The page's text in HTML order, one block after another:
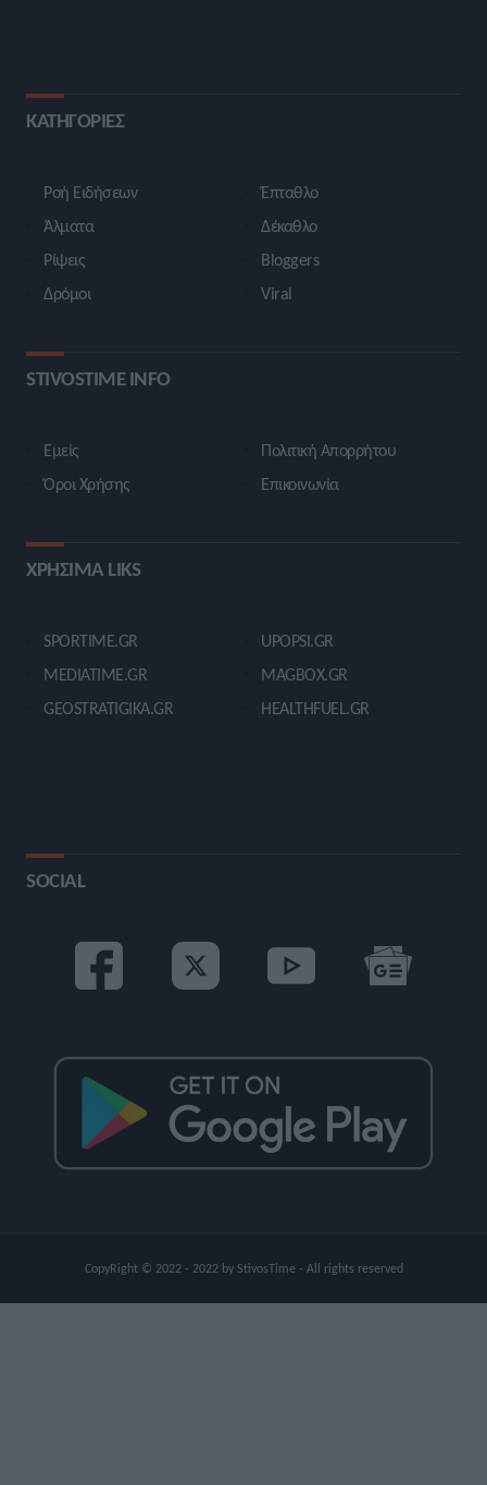
ΚΑΤΗΓΟΡΙΕΣ
Ροή Ειδήσεων
Άλματα
Ρίψεις
Δρόμοι
Έπταθλο
Δέκαθλο
Bloggers
Viral
STIVOSTIME INFO
Εμείς
Όροι Χρήσης
Πολιτική Απορρήτου
Επικοινωνία
ΧΡΗΣΙΜΑ LIKS
SPORTIME.GR
MEDIATIME.GR
GEOSTRATIGIKA.GR
UPOPSI.GR
MAGBOX.GR
HEALTHFUEL.GR
SOCIAL
CopyRight © 2022 - 2022 by StivosTime - All rights reserved